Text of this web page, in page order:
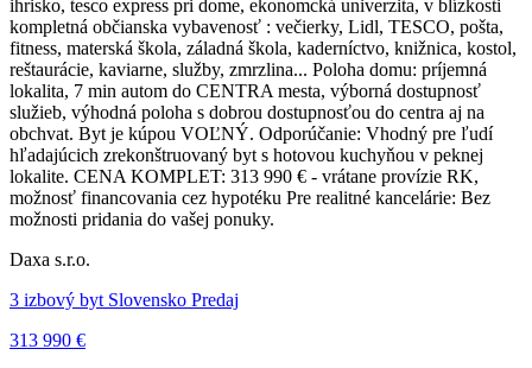
ihrisko, tesco express pri dome, ekonomcká univerzita, v blízkosti
kompletná občianska vybavenosť : večierky, Lidl, TESCO, pošta,
fitness, materská škola, záladná škola, kaderníctvo, knižnica, kostol,
reštaurácie, kaviarne, služby, zmrzlina... Poloha domu: príjemná
lokalita, 7 min autom do CENTRA mesta, výborná dostupnosť
služieb, výhodná poloha s dobrou dostupnosťou do centra aj na
obchvat. Byt je kúpou VOĽNÝ. Odporúčanie: Vhodný pre ľudí
hľadajúcich zrekonštruovaný byt s hotovou kuchyňou v peknej
lokalite. CENA KOMPLET: 313 990 € - vrátane provízie RK,
možnosť financovania cez hypotéku Pre realitné kancelárie: Bez
možnosti pridania do vašej ponuky.
Daxa s.r.o.
3 izbový byt Slovensko Predaj
313 990 €